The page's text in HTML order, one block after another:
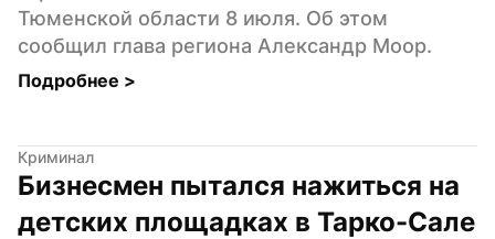
Тюменской области 8 июля. Об этом
сообщил глава региона Александр Моор.
Подробнее >
Криминал
Бизнесмен пытался нажиться на
детских площадках в Тарко-Сале